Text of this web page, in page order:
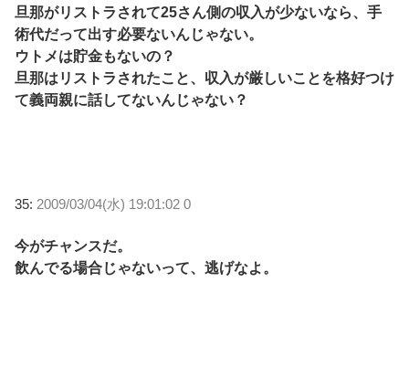
旦那がリストラされて25さん側の収入が少ないなら、手
術代だって出す必要ないんじゃない。
ウトメは貯金もないの？
旦那はリストラされたこと、収入が厳しいことを格好つけ
て義両親に話してないんじゃない？
35: 2009/03/04(水) 19:01:02 0
今がチャンスだ。
飲んでる場合じゃないって、逃げなよ。